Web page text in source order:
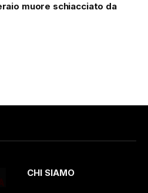
muore schiacciato da
CHI SIAMO